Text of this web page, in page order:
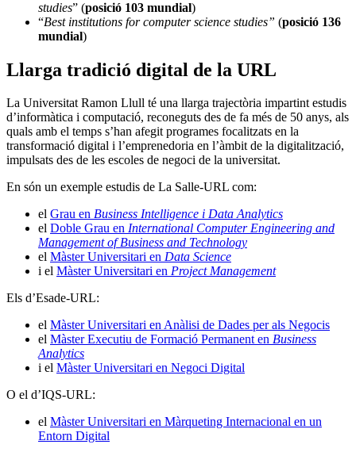
studies” (posició 103 mundial)
“Best institutions for computer science studies” (posició 136
mundial)
Llarga tradició digital de la URL
La Universitat Ramon Llull té una llarga trajectòria impartint estudis
d’informàtica i computació, reconeguts des de fa més de 50 anys, als
quals amb el temps s’han afegit programes focalitzats en la
transformació digital i l’emprenedoria en l’àmbit de la digitalització,
impulsats des de les escoles de negoci de la universitat.
En són un exemple estudis de La Salle-URL com:
el Grau en Business Intelligence i Data Analytics
el Doble Grau en International Computer Engineering and
Management of Business and Technology
el Màster Universitari en Data Science
i el Màster Universitari en Project Management
Els d’Esade-URL:
el Màster Universitari en Anàlisi de Dades per als Negocis
el Màster Executiu de Formació Permanent en Business
Analytics
i el Màster Universitari en Negoci Digital
O el d’IQS-URL:
el Màster Universitari en Màrqueting Internacional en un
Entorn Digital